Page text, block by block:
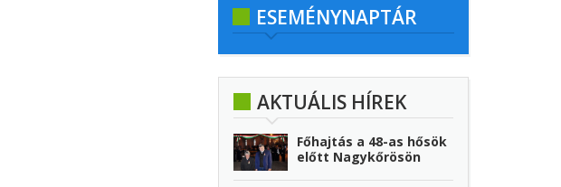
ESEMÉNYNAPTÁR
AKTUÁLIS HÍREK
Főhajtás a 48-as hősök
előtt Nagykőrösön